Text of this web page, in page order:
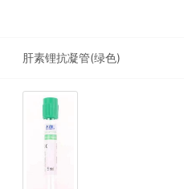
肝素锂抗凝管(绿色)